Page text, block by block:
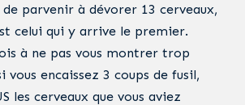
parvenir à dévorer 13 cerveaux,
celui qui y arrive le premier.
à ne pas vous montrer trop
vous encaissez 3 coups de fusil,
les cerveaux que vous aviez